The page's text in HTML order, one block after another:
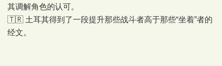
其调解角色的认可。
🇹🇷 土耳其得到了一段提升那些战斗者高于那些“坐着”者的
经文。